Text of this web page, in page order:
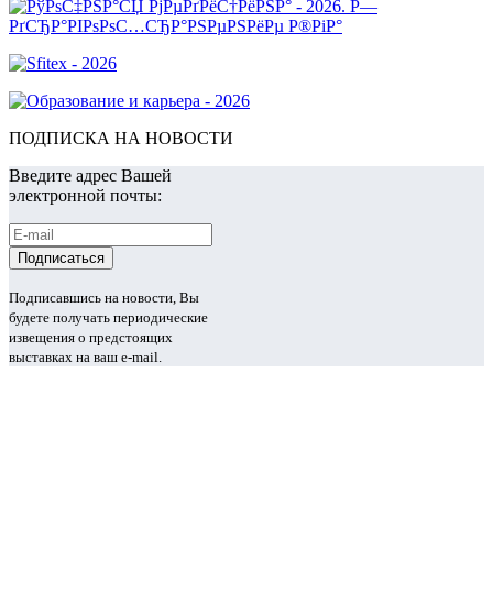
ПОДПИСКА НА НОВОСТИ
Введите адрес Вашей
электронной почты:
Подписавшись на новости, Вы
будете получать периодические
извещения о предстоящих
выставках на ваш e-mail.